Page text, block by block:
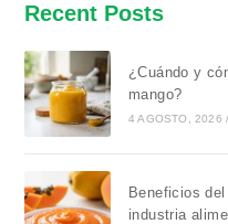
Recent Posts
¿Cuándo y
mango?
4 AGOSTO, 2026 /
Beneficios
industria